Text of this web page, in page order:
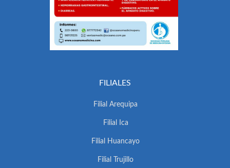
FILIALES
Filial Arequipa
Filial Ica
Filial Huancayo
Filial Trujillo